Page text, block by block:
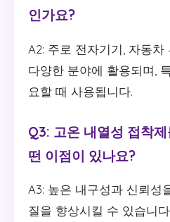
인가요?
A2: 주로 전자기기, 자동차
다양한 분야에 활용되며,
요할 때 사용됩니다.
Q3: 고온 내열성 접착
떤 이점이 있나요?
A3: 높은 내구성과 신뢰성
질을 향상시킬 수 있습니